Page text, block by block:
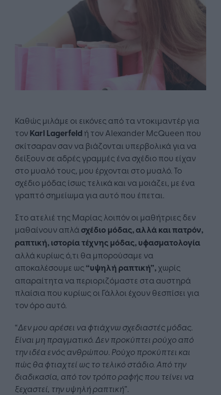
Καθώς μιλάμε οι εικόνες από τα ντοκιμαντέρ για
τονKarl Lagerfeldή τον Alexander McQueen που
σκίτσαραν σαν να βιάζονται υπερβολικά για να
δείξουν σε αδρές γραμμές ένα σχέδιο που είχαν
στο μυαλό τους, μου έρχονται στο μυαλό. Το
σχέδιο μόδας ίσως τελικά και να μοιάζει, με ένα
γραπτό σημείωμα για αυτό που έπεται.
Στο ατελιέ της Μαρίας λοιπόν οι μαθήτριες δεν
μαθαίνουν απλάσχέδιο μόδας, αλλά και πατρόν,
ραπτική, ιστορία τέχνης μόδας, υφασματολογία
αλλά κυρίως ό,τι θα μπορούσαμε να
αποκαλέσουμε ως“υψηλή ραπτική”,χωρίς
απαραίτητα να περιοριζόμαστε στα αυστηρά
πλαίσια που κυρίως οι Γάλλοι έχουν θεσπίσει για
τον όρο αυτό.
“Δεν μου αρέσει να φτιάχνω σχεδιαστές μόδας.
Είναι μη πραγματικό. Δεν προκύπτει ρούχο από
την ιδέα ενός ανθρώπου. Ρούχο προκύπτει και
πώς θα φτιαχτεί ως το τελικό στάδιο. Από την
διαδικασία, από τον τρόπο ραφής που τείνει να
ξεχαστεί, την υψηλή ραπτική”.